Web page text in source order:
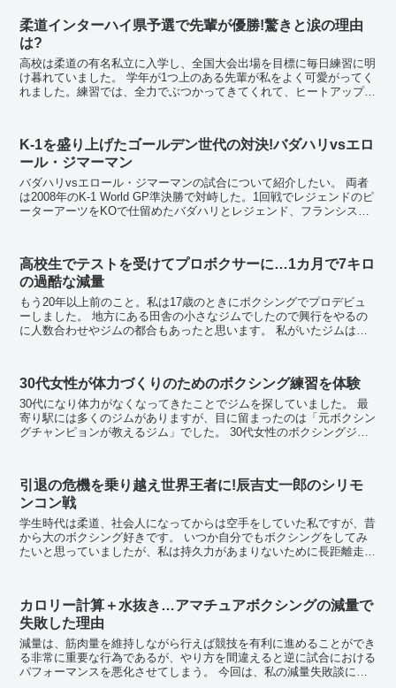
柔道インターハイ県予選で先輩が優勝!驚きと涙の理由
は?
高校は柔道の有名私立に入学し、全国大会出場を目標に毎日練習に明
け暮れていました。 学年が1つ上のある先輩が私をよく可愛がってく
れました。練習では、全力でぶつかってきてくれて、ヒートアップし
K-1を盛り上げたゴールデン世代の対決!バダハリvsエロ
ール・ジマーマン
バダハリvsエロール・ジマーマンの試合について紹介したい。 両者
は2008年のK-1 World GP準決勝で対峙した。1回戦でレジェンドのピ
ーターアーツをKOで仕留めたバダハリとレジェンド、フランシス
高校生でテストを受けてプロボクサーに…1カ月で7キロ
の過酷な減量
もう20年以上前のこと。私は17歳のときにボクシングでプロデビュ
ーしました。 地方にある田舎の小さなジムでしたので興行をやるの
に人数合わせやジムの都合もあったと思います。 私がいたジムは日
30代女性が体力づくりのためのボクシング練習を体験
30代になり体力がなくなってきたことでジムを探していました。 最
寄り駅には多くのジムがありますが、目に留まったのは「元ボクシン
グチャンピョンが教えるジム」でした。 30代女性のボクシングジム
引退の危機を乗り越え世界王者に!辰吉丈一郎のシリモ
ンコン戦
学生時代は柔道、社会人になってからは空手をしていた私ですが、昔
から大のボクシング好きです。 いつか自分でもボクシングをしてみ
たいと思っていましたが、私は持久力があまりないために長距離走選
カロリー計算＋水抜き…アマチュアボクシングの減量で
失敗した理由
減量は、筋肉量を維持しながら行えば競技を有利に進めることができ
る非常に重要な行為であるが、やり方を間違えると逆に試合における
パフォーマンスを悪化させてしまう。 今回は、私の減量失敗談につ